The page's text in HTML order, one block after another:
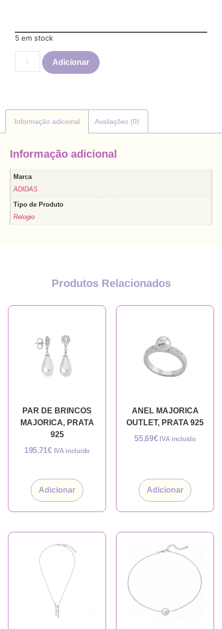
5 em stock
Adicionar
Informação adicional Avaliações (0)
Informação adicional
Marca
ADIDAS
Tipo de Produto
Relogio
Produtos Relacionados
PAR DE BRINCOS
MAJORICA, PRATA
925
195,71€ IVA incluido
Adicionar
ANEL MAJORICA
OUTLET, PRATA 925
55,69€ IVA incluido
Adicionar